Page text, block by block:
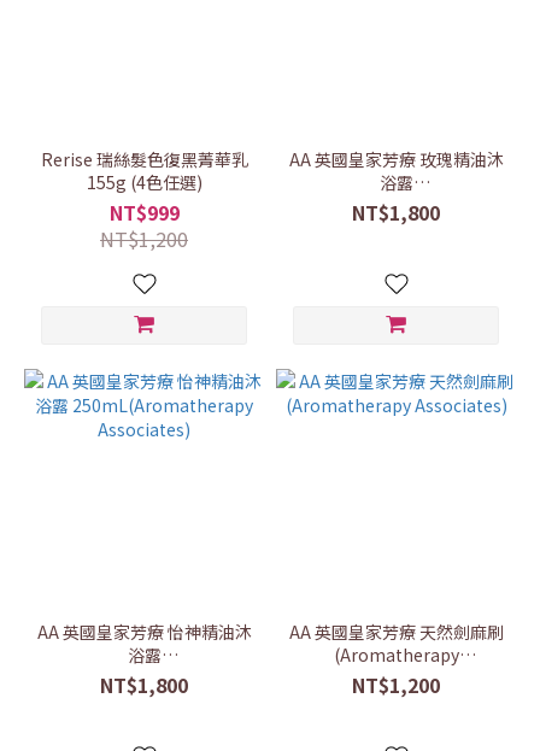
Rerise 瑞絲髮色復黑菁華乳
155g (4色任選)
NT$999
NT$1,200
AA 英國皇家芳療 玫瑰精油沐
浴露
250mL(Aromatherapy
Associates)
NT$1,800
AA 英國皇家芳療 怡神精油沐
浴露
250mL(Aromatherapy
Associates)
NT$1,800
AA 英國皇家芳療 天然劍麻刷
(Aromatherapy
Associates)
NT$1,200